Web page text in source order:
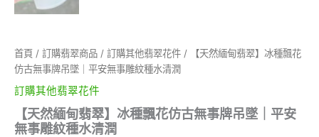
首頁 / 訂購翡翠商品 / 訂購其他翡翠花件 / 【天然緬甸翡翠】冰種飄花
仿古無事牌吊墜｜平安無事雕紋種水清潤
訂購其他翡翠花件
【天然緬甸翡翠】冰種飄花仿古無事牌吊墜｜平安
無事雕紋種水清潤